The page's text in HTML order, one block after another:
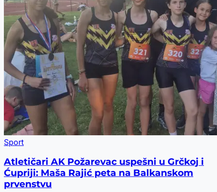
Sport
Atletičari AK Požarevac uspešni u Grčkoj i
Ćupriji: Maša Rajić peta na Balkanskom
prvenstvu